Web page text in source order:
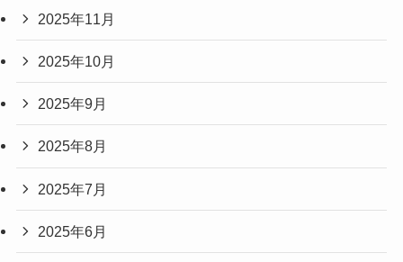
2025年11月
2025年10月
2025年9月
2025年8月
2025年7月
2025年6月